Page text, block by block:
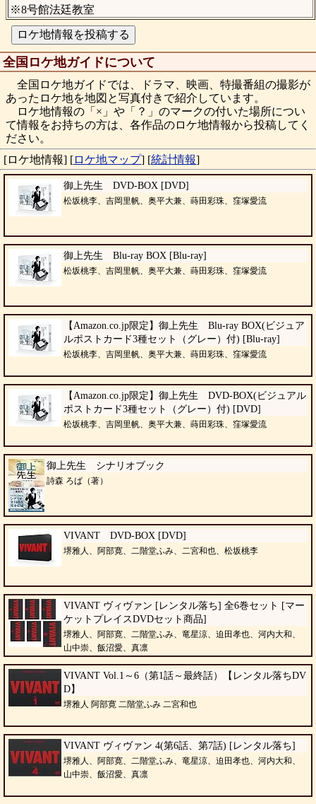
※8号館法廷教室
全国ロケ地ガイドについて
全国ロケ地ガイドでは、ドラマ、映画、特撮番組の撮影が
あったロケ地を地図と写真付きで紹介しています。
ロケ地情報の「×」や「？」のマークの付いた場所につい
て情報をお持ちの方は、各作品のロケ地情報から投稿してく
ださい。
[ロケ地情報] [ロケ地マップ] [統計情報]
御上先生 DVD-BOX [DVD]
松坂桃李、吉岡里帆、奥平大兼、蒔田彩珠、窪塚愛流
御上先生 Blu-ray BOX [Blu-ray]
松坂桃李、吉岡里帆、奥平大兼、蒔田彩珠、窪塚愛流
【Amazon.co.jp限定】御上先生 Blu-ray BOX(ビジュア
ルポストカード3種セット（グレー）付) [Blu-ray]
松坂桃李、吉岡里帆、奥平大兼、蒔田彩珠、窪塚愛流
【Amazon.co.jp限定】御上先生 DVD-BOX(ビジュアル
ポストカード3種セット（グレー）付) [DVD]
松坂桃李、吉岡里帆、奥平大兼、蒔田彩珠、窪塚愛流
御上先生 シナリオブック
詩森 ろば（著）
VIVANT DVD-BOX [DVD]
堺雅人、阿部寛、二階堂ふみ、二宮和也、松坂桃李
VIVANT ヴィヴァン [レンタル落ち] 全6巻セット [マー
ケットプレイスDVDセット商品]
堺雅人、阿部寛、二階堂ふみ、竜星涼、迫田孝也、河内大和、
山中崇、飯沼愛、真凛
VIVANT Vol.1～6（第1話～最終話）【レンタル落ちDV
D】
堺雅人 阿部寛 二階堂ふみ 二宮和也
VIVANT ヴィヴァン 4(第6話、第7話) [レンタル落ち]
堺雅人、阿部寛、二階堂ふみ、竜星涼、迫田孝也、河内大和、
山中崇、飯沼愛、真凛